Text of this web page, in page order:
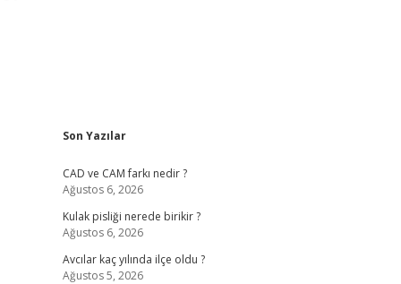
Sidebar
Son Yazılar
CAD ve CAM farkı nedir ?
Ağustos 6, 2026
Kulak pisliği nerede birikir ?
Ağustos 6, 2026
Avcılar kaç yılında ilçe oldu ?
Ağustos 5, 2026